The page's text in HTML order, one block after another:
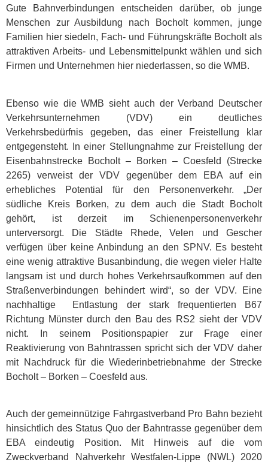
Gute Bahnverbindungen entscheiden darüber, ob junge
Menschen zur Ausbildung nach Bocholt kommen, junge
Familien hier siedeln, Fach- und Führungskräfte Bocholt als
attraktiven Arbeits- und Lebensmittelpunkt wählen und sich
Firmen und Unternehmen hier niederlassen, so die WMB.
Ebenso wie die WMB sieht auch der Verband Deutscher
Verkehrsunternehmen (VDV) ein deutliches
Verkehrsbedürfnis gegeben, das einer Freistellung klar
entgegensteht. In einer Stellungnahme zur Freistellung der
Eisenbahnstrecke Bocholt – Borken – Coesfeld (Strecke
2265) verweist der VDV gegenüber dem EBA auf ein
erhebliches Potential für den Personenverkehr. „Der
südliche Kreis Borken, zu dem auch die Stadt Bocholt
gehört, ist derzeit im Schienenpersonenverkehr
unterversorgt. Die Städte Rhede, Velen und Gescher
verfügen über keine Anbindung an den SPNV. Es besteht
eine wenig attraktive Busanbindung, die wegen vieler Halte
langsam ist und durch hohes Verkehrsaufkommen auf den
Straßenverbindungen behindert wird“, so der VDV. Eine
nachhaltige Entlastung der stark frequentierten B67
Richtung Münster durch den Bau des RS2 sieht der VDV
nicht. In seinem Positionspapier zur Frage einer
Reaktivierung von Bahntrassen spricht sich der VDV daher
mit Nachdruck für die Wiederinbetriebnahme der Strecke
Bocholt – Borken – Coesfeld aus.
Auch der gemeinnützige Fahrgastverband Pro Bahn bezieht
hinsichtlich des Status Quo der Bahntrasse gegenüber dem
EBA eindeutig Position. Mit Hinweis auf die vom
Zweckverband Nahverkehr Westfalen-Lippe (NWL) 2020